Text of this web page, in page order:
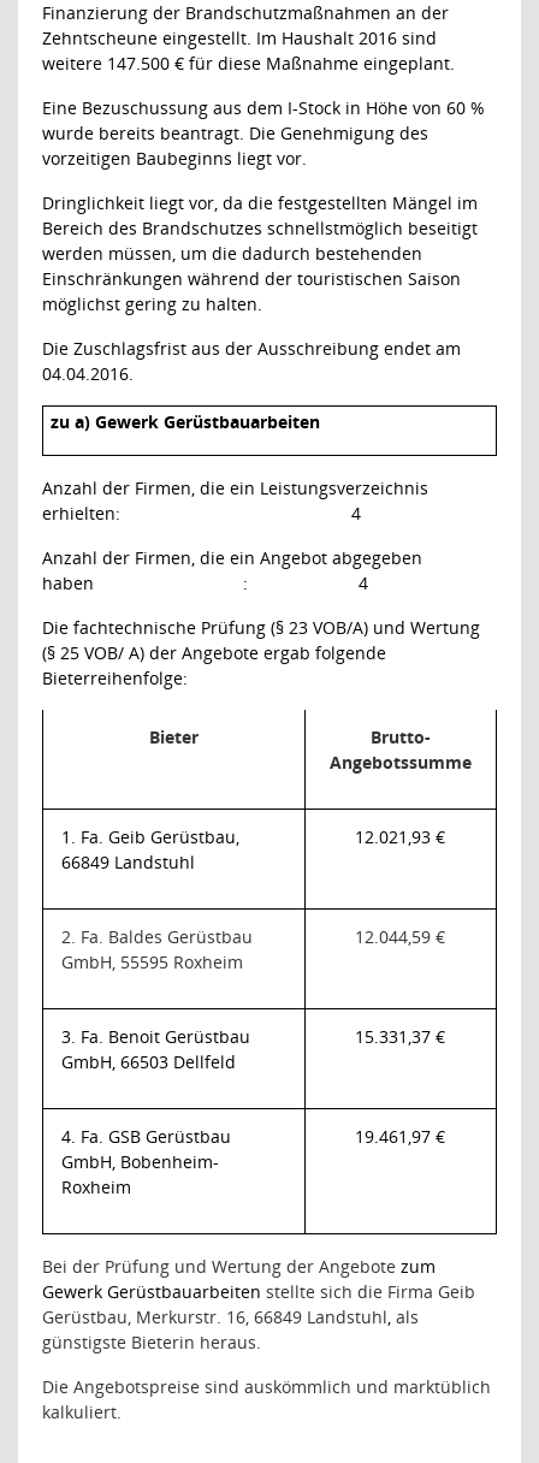
Finanzierung der Brandschutzmaßnahmen an der
Zehntscheune eingestellt. Im Haushalt 2016 sind
weitere 147.500 € für diese Maßnahme eingeplant.
Eine Bezuschussung aus dem I-Stock in Höhe von 60 %
wurde bereits beantragt. Die Genehmigung des
vorzeitigen Baubeginns liegt vor.
Dringlichkeit liegt vor, da die festgestellten Mängel im
Bereich des Brandschutzes schnellstmöglich beseitigt
werden müssen, um die dadurch bestehenden
Einschränkungen während der touristischen Saison
möglichst gering zu halten.
Die Zuschlagsfrist aus der Ausschreibung endet am
04.04.2016.
zu a) Gewerk Gerüstbauarbeiten
Anzahl der Firmen, die ein Leistungsverzeichnis
erhielten:
4
Anzahl der Firmen, die ein Angebot abgegeben
haben
:
4
Die fachtechnische Prüfung (§ 23 VOB/A) und Wertung
(§ 25 VOB/ A) der Angebote ergab folgende
Bieterreihenfolge:
Bieter
Brutto-
Angebotssumme
1. Fa. Geib Gerüstbau,
66849 Landstuhl
12.021,93 €
2. Fa. Baldes Gerüstbau
GmbH, 55595 Roxheim
12.044,59 €
3. Fa. Benoit Gerüstbau
GmbH, 66503 Dellfeld
15.331,37 €
4. Fa. GSB Gerüstbau
GmbH, Bobenheim-
Roxheim
19.461,97 €
Bei der Prüfung und Wertung der Angebote zum
Gewerk Gerüstbauarbeiten stellte sich die Firma Geib
Gerüstbau, Merkurstr. 16, 66849 Landstuhl, als
günstigste Bieterin heraus.
Die Angebotspreise sind auskömmlich und marktüblich
kalkuliert.